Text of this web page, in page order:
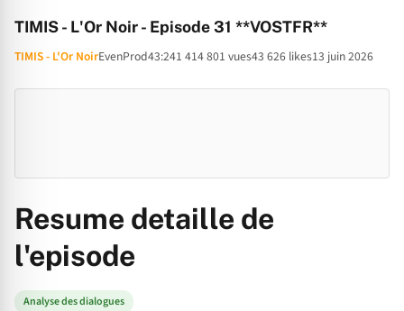
TIMIS - L'Or Noir - Episode 31 **VOSTFR**
TIMIS - L'Or NoirEvenProd43:241 414 801 vues43 626 likes13 juin 2026
Resume detaille de
l'episode
Analyse des dialogues